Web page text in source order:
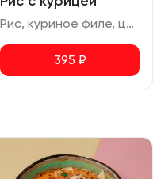
Рис, куриное филе, цукини, перец болгарский, пекинская капуста, лайм, соус карри, лук зеленый
395 ₽